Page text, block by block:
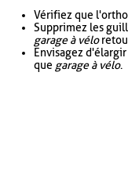
Vérifiez que
Supprimez les
garage à vélo
Envisagez
que garage à vélo.